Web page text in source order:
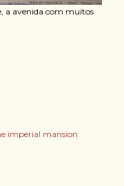
a avenida com muitos
imperial mansion